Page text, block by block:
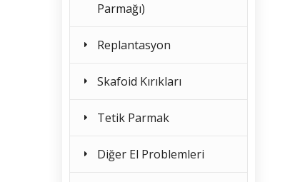
Parmağı)
Replantasyon
Skafoid Kırıkları
Tetik Parmak
Diğer El Problemleri